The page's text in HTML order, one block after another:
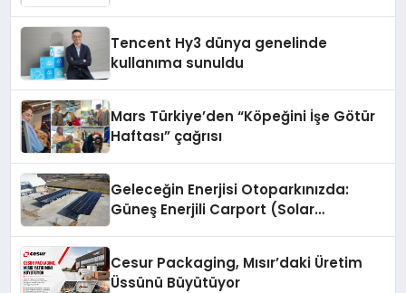
Tencent Hy3 dünya genelinde
kullanıma sunuldu
Mars Türkiye’den “Köpeğini İşe Götür
Haftası” çağrısı
Geleceğin Enerjisi Otoparkınızda:
Güneş Enerjili Carport (Solar
Cesur Packaging, Mısır’daki Üretim
Üssünü Büyütüyor